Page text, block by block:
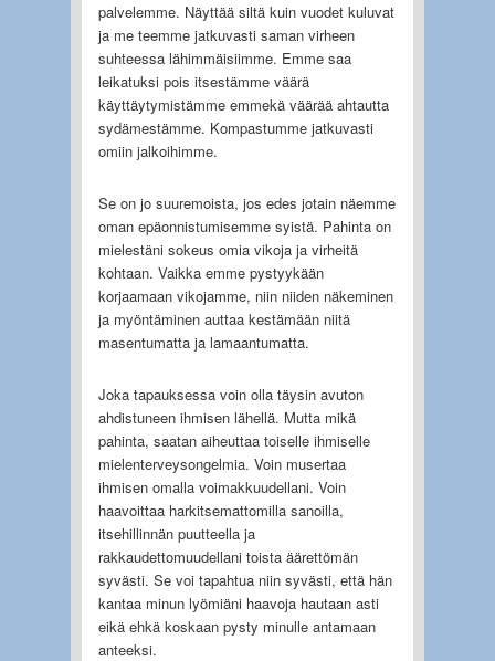
palvelemme. Näyttää siltä kuin vuodet kuluvat
ja me teemme jatkuvasti saman virheen
suhteessa lähimmäisiimme. Emme saa
leikatuksi pois itsestämme väärä
käyttäytymistämme emmekä väärää ahtautta
sydämestämme. Kompastumme jatkuvasti
omiin jalkoihimme.
Se on jo suuremoista, jos edes jotain näemme
oman epäonnistumisemme syistä. Pahinta on
mielestäni sokeus omia vikoja ja virheitä
kohtaan. Vaikka emme pystyykään
korjaamaan vikojamme, niin niiden näkeminen
ja myöntäminen auttaa kestämään niitä
masentumatta ja lamaantumatta.
Joka tapauksessa voin olla täysin avuton
ahdistuneen ihmisen lähellä. Mutta mikä
pahinta, saatan aiheuttaa toiselle ihmiselle
mielenterveysongelmia. Voin musertaa
ihmisen omalla voimakkuudellani. Voin
haavoittaa harkitsemattomilla sanoilla,
itsehillinnän puutteella ja
rakkaudettomuudellani toista äärettömän
syvästi. Se voi tapahtua niin syvästi, että hän
kantaa minun lyömiäni haavoja hautaan asti
eikä ehkä koskaan pysty minulle antamaan
anteeksi.